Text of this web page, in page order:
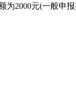
为2000元(一般申报